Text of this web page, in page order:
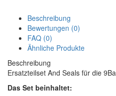
Beschreibung
Bewertungen (0)
FAQ (0)
Ähnliche Produkte
Beschreibung
Ersatzteilset And Seals für die
Das Set beinhaltet: